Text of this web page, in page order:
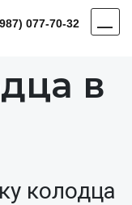
077-70-32
в
колодца